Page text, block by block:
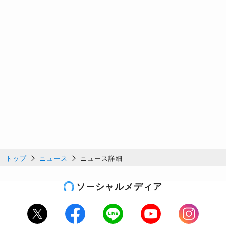
トップ ニュース ニュース詳細
ソーシャルメディア